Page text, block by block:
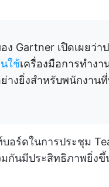
ง Gartner เปิดเผยว่า
ใช้เครื่องมือการทำง
างยิ่งสำหรับพนักงาน
อร์ดในการประชุม
มกันมีประสิทธิภาพยิ่งขึ้